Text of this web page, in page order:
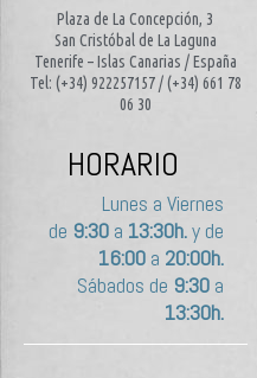
Plaza de La Concepción, 3
San Cristóbal de La Laguna
Tenerife – Islas Canarias / España
Tel: (+34) 922257157 / (+34) 661 78
06 30
HORARIO
Lunes a Viernes
de 9:30a 13:30h.y de
16:00a 20:00h.
Sábados de 9:30a
13:30h.